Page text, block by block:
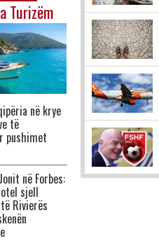
Turizëm
në krye
të
pushimet
në Forbes:
sjell
Rivierës